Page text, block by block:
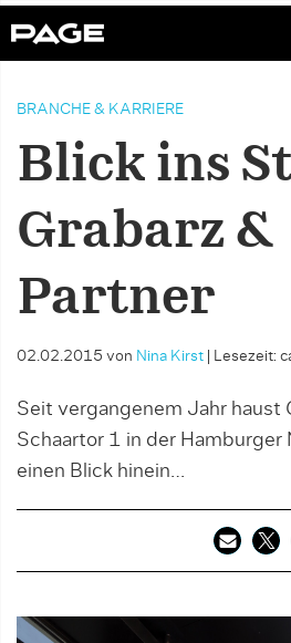
BRANCHE & KARRIERE
Blick ins
Grabarz &
Partner
02.02.2015 von Nina Kirst Lesezeit:
Seit vergangenem Jahr haust
Schaartor 1 in der
einen Blick hinein…